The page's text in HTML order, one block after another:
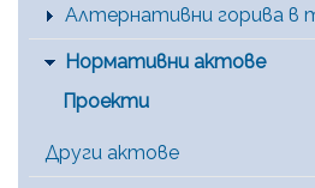
Алтернативни горива в
Нормативни актове
Проекти
Други актове